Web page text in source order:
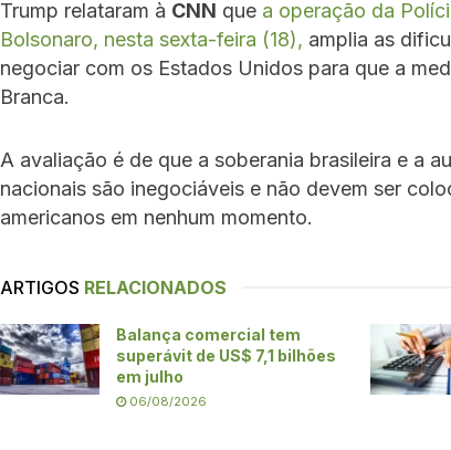
Trump relataram à CNN que a operação da
Bolsonaro, nesta sexta-feira (18), amplia as
negociar com os Estados Unidos para que a
Branca.
A avaliação é de que a soberania brasileira e a
nacionais são inegociáveis e não devem ser
americanos em nenhum momento.
ARTIGOS RELACIONADOS
Balança comercial tem
superávit de US$ 7,1 bilhões
em julho
06/08/2026